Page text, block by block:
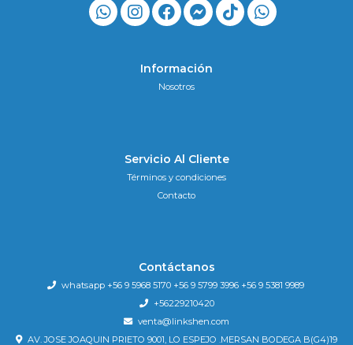
Información
Nosotros
Servicio Al Cliente
Términos y condiciones
Contacto
Contáctanos
whatsapp +56 9 5968 5170 +56 9 5799 3996 +56 9 5381 9989
+56229210420
venta@linkshen.com
AV. JOSE JOAQUIN PRIETO 9001, LO ESPEJO .MERSAN BODEGA B(G4)19